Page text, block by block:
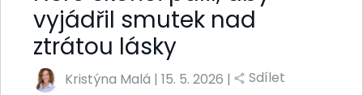
vyjádřil smutek nad
ztrátou lásky
Kristýna Malá | 15. 5. 2026 | Sdílet